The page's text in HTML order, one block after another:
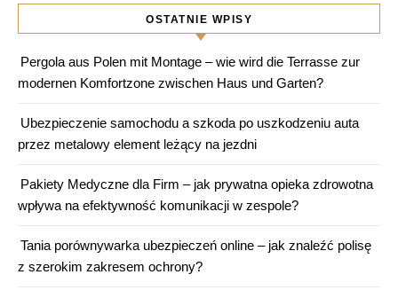
OSTATNIE WPISY
Pergola aus Polen mit Montage – wie wird die Terrasse zur
modernen Komfortzone zwischen Haus und Garten?
Ubezpieczenie samochodu a szkoda po uszkodzeniu auta
przez metalowy element leżący na jezdni
Pakiety Medyczne dla Firm – jak prywatna opieka zdrowotna
wpływa na efektywność komunikacji w zespole?
Tania porównywarka ubezpieczeń online – jak znaleźć polisę
z szerokim zakresem ochrony?